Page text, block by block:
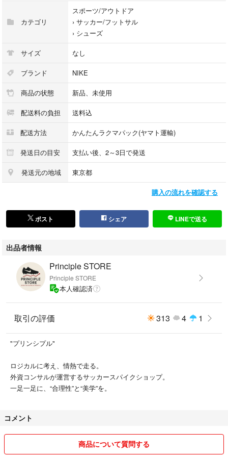
カテゴリ
スポーツ/アウトドア
› サッカー/フットサル
› シューズ
サイズ なし
ブランド NIKE
商品の状態 新品、未使用
配送料の負担 送料込
配送方法 かんたんラクマパック(ヤマト運輸)
発送日の目安 支払い後、2～3日で発送
発送元の地域 東京都
購入の流れを確認する
ポスト シェア LINEで送る
出品者情報
Principle STORE
Principle STORE
本人確認済
取引の評価 313 4 1
"プリンシプル"
ロジカルに考え、情熱で走る。
外資コンサルが運営するサッカースパイクショップ。
一足一足に、“合理性”と“美学”を。
コメント
商品について質問する